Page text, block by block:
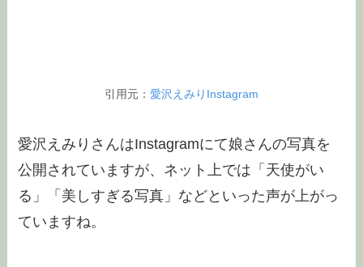
引用元： 愛沢えみりInstagram
愛沢えみりさんはInstagramにて娘さんの写真を
公開されていますが、ネット上では「天使がい
る」「美しすぎる写真」などといった声が上がっ
ていますね。